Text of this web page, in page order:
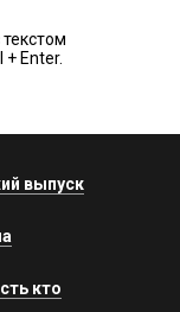
Enter.
выпуск
кто